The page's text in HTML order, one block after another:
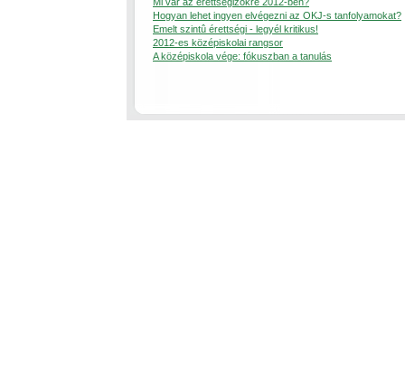
Hogyan lehet ingyen elvégezni az OKJ-s tanfolyamokat?
Emelt szintû érettségi - legyél kritikus!
2012-es középiskolai rangsor
A középiskola vége: fókuszban a tanulás